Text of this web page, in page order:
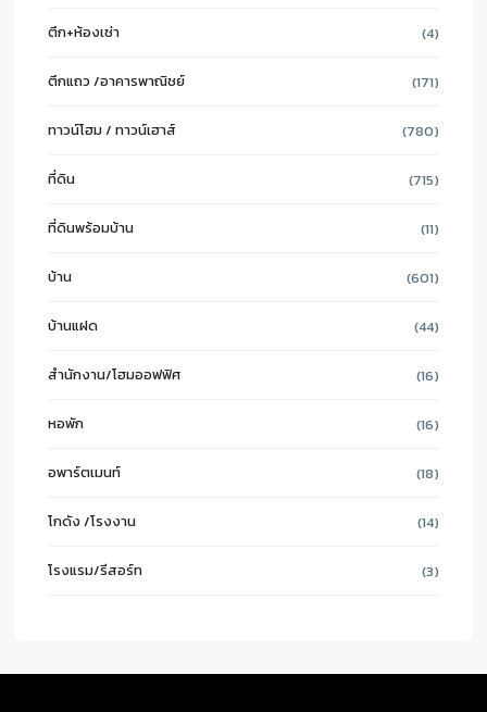
ตึก+ห้องเช่า (4)
ตึกแถว /อาคารพาณิชย์ (171)
ทาวน์โฮม / ทาวน์เฮาส์ (780)
ที่ดิน (715)
ที่ดินพร้อมบ้าน (11)
บ้าน (601)
บ้านแฝด (44)
สำนักงาน/โฮมออฟฟิศ (16)
หอพัก (16)
อพาร์ตเมนท์ (18)
โกดัง /โรงงาน (14)
โรงแรม/รีสอร์ท (3)